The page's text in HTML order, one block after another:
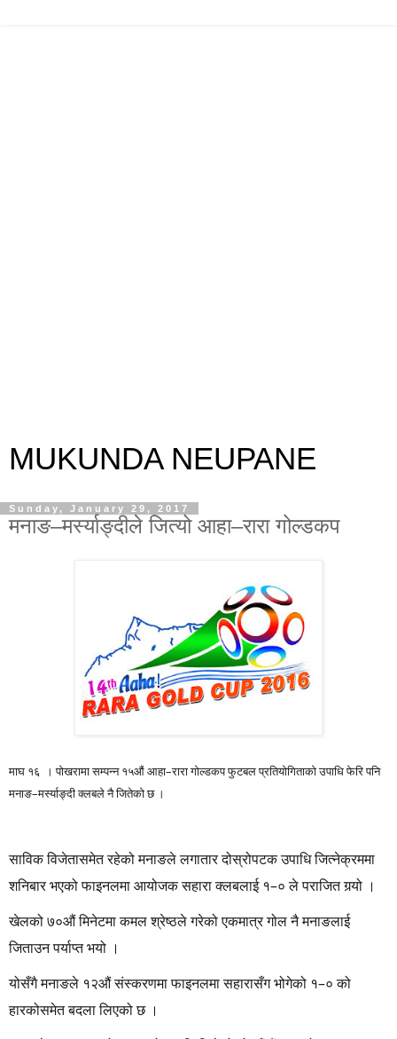
MUKUNDA NEUPANE
Sunday, January 29, 2017
मनाङ–मर्स्याङ्दीले जित्यो आहा–रारा गोल्डकप
माघ १६ । पोखरामा सम्पन्न १५औं आहा–रारा गोल्डकप फुटबल प्रतियोगिताको उपाधि फेरि पनि
मनाङ–मर्स्याङ्दी क्लबले नै जितेको छ ।
साविक विजेतासमेत रहेको मनाङले लगातार दोस्रोपटक उपाधि जित्नेक्रममा
शनिबार भएको फाइनलमा आयोजक सहारा क्लबलाई १–० ले पराजित गर्‍यो ।
खेलको ७०औं मिनेटमा कमल श्रेष्ठले गरेको एकमात्र गोल नै मनाङलाई
जिताउन पर्याप्त भयो ।
योसँगै मनाङले १२औं संस्करणमा फाइनलमा सहारासँग भोगेको १–० को
हारकोसमेत बदला लिएको छ ।